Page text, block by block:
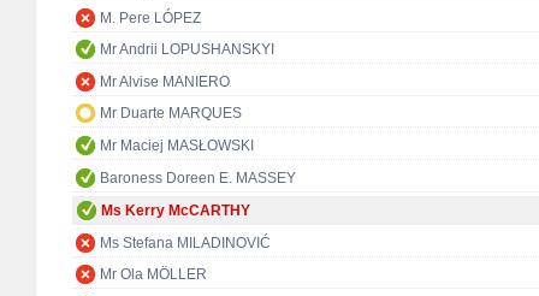
M. Pere LÓPEZ
Mr Andrii LOPUSHANSKYI
Mr Alvise MANIERO
Mr Duarte MARQUES
Mr Maciej MASŁOWSKI
Baroness Doreen E. MASSEY
Ms Kerry McCARTHY
Ms Stefana MILADINOVIĆ
Mr Ola MÖLLER